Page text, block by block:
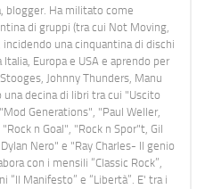
blogger. Ha militato come
di gruppi (tra cui Not Moving,
incidendo una cinquantina di dischi
Europa e USA e aprendo per
Johnny Thunders, Manu
una decina di libri tra cui "Uscito
Generations", "Paul Weller,
n Goal", "Rock n Spor"t, Gil
Nero" e "Ray Charles- Il genio
con i mensili “Classic Rock”,
“Il Manifesto” e “Libertà”. E' tra i